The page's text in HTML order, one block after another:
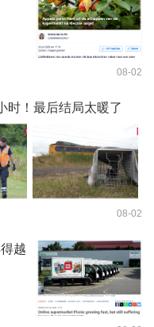
08-02
时！最后结局太暖了
08-02
越